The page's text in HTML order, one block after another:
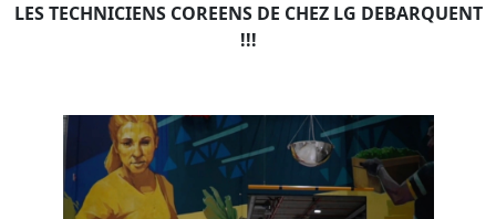
LES TECHNICIENS COREENS DE CHEZ LG DEBARQUENT
!!!